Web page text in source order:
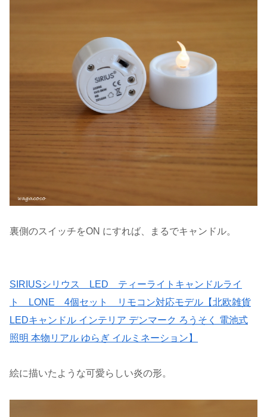
裏側のスイッチをON にすれば、まるでキャンドル。
SIRIUSシリウス LED ティーライトキャンドルライ
ト LONE 4個セット リモコン対応モデル【北欧雑貨
LEDキャンドル インテリア デンマーク ろうそく 電池式
照明 本物リアル ゆらぎ イルミネーション】
絵に描いたような可愛らしい炎の形。